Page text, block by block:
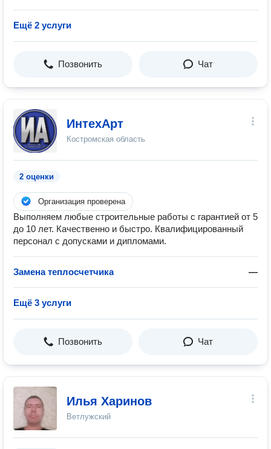
Ещё 2 услуги
Позвонить Чат
ИнтехАрт
Костромская область
2 оценки
Организация проверена
Выполняем любые строительные работы с гарантией от 5
до 10 лет. Качественно и быстро. Квалифицированный
персонал с допусками и дипломами.
Замена теплосчетчика —
Ещё 3 услуги
Позвонить Чат
Илья Харинов
Ветлужский